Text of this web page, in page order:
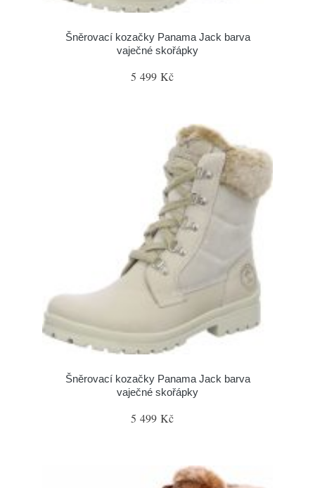
Šněrovací kozačky Panama Jack barva
vaječné skořápky
5 499 Kč
Šněrovací kozačky Panama Jack barva
vaječné skořápky
5 499 Kč